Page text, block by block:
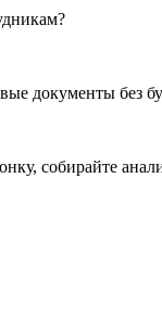
документы без
собирайте